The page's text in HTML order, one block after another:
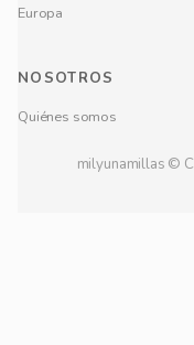
Europa
NOSOTROS
Quiénes somos
milyunamillas ©